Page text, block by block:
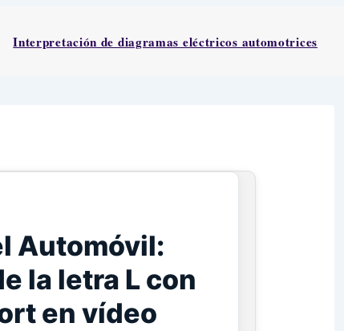
Interpretación de diagramas eléctricos automotrices
Automóvil:
la letra L con
en vídeo